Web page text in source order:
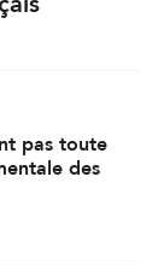
pas toute
des